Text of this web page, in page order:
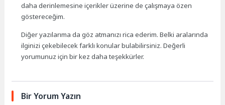
daha derinlemesine içerikler üzerine de çalışmaya özen
göstereceğim.
Diğer yazılarıma da göz atmanızı rica ederim. Belki aralarında
ilginizi çekebilecek farklı konular bulabilirsiniz. Değerli
yorumunuz için bir kez daha teşekkürler.
Bir Yorum Yazın